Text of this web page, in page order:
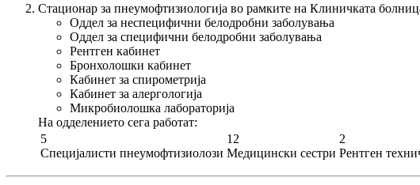
Стационар за пнеумофтизиологија во рамките на Клиничката
Оддел за неспецифични белодробни заболувања
Оддел за специфични белодробни заболувања
Рентген кабинет
Бронхолошки кабинет
Кабинет за спирометрија
Кабинет за алергологија
Микробиолошка лабораторија
На одделението сега работат:
5
Специјалисти пнеумофтизиолози
12
Медицински сестри
2
Рентген